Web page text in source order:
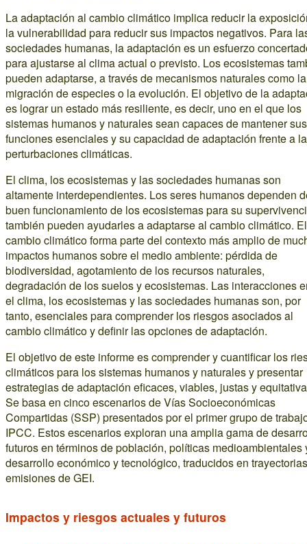
La adaptación al cambio climático implica reducir la
la vulnerabilidad para reducir sus impactos negativos. Para
sociedades humanas, la adaptación es un esfuerzo
para ajustarse al clima actual o previsto. Los ecosistemas
pueden adaptarse, a través de mecanismos naturales como la
migración de especies o la evolución. El objetivo de la
es lograr un estado más resiliente, es decir, uno en el que los
sistemas humanos y naturales sean capaces de mantener sus
funciones esenciales y su capacidad de adaptación frente a
perturbaciones climáticas.
El clima, los ecosistemas y las sociedades humanas son
altamente interdependientes. Los seres humanos dependen
buen funcionamiento de los ecosistemas para su
también pueden ayudarles a adaptarse al cambio climático. El
cambio climático forma parte del contexto más amplio de
impactos humanos sobre el medio ambiente: pérdida de
biodiversidad, agotamiento de los recursos naturales,
degradación de los suelos y ecosistemas. Las interacciones
el clima, los ecosistemas y las sociedades humanas son, por
tanto, esenciales para comprender los riesgos asociados al
cambio climático y definir las opciones de adaptación.
El objetivo de este informe es comprender y cuantificar los
climáticos para los sistemas humanos y naturales y presentar
estrategias de adaptación eficaces, viables, justas y
Se basa en cinco escenarios de Vías Socioeconómicas
Compartidas (SSP) presentados por el primer grupo de
IPCC. Estos escenarios exploran una amplia gama de
futuros en términos de población, políticas medioambientales
desarrollo económico y tecnológico, traducidos en
emisiones de GEI.
Impactos y riesgos actuales y futuros